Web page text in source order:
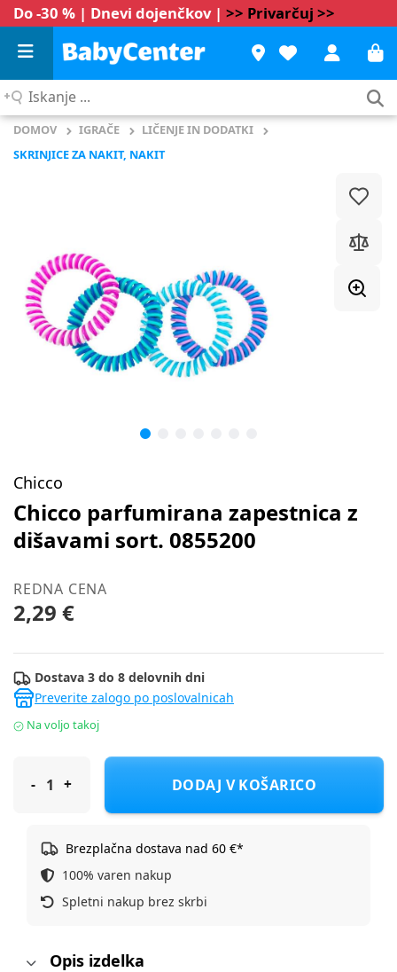
Do -30 % | Dnevi dojenčkov | >> Privarčuj >>
Iskanje
DOMOV IGRAČE
LIČENJE IN DODATKI
SKRINJICE ZA NAKIT, NAKIT
Chicco
Chicco parfumirana zapestnica z
dišavami sort. 0855200
REDNA CENA
2,29 €
Dostava 3 do 8 delovnih dni
Preverite zalogo po poslovalnicah
Na voljo takoj
Chicco parfumirana zapestnica z dišavami sort. 0855200
DODAJ V KOŠARICO
Brezplačna dostava nad 60 €*
100% varen nakup
Spletni nakup brez skrbi
Opis izdelka